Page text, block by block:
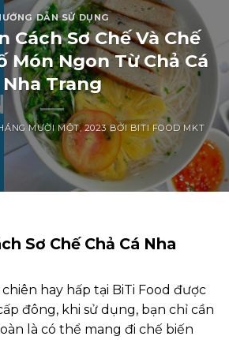
DẪN SỬ DỤNG
Cách Sơ Chế Và Chế
Món Ngon Từ Chả Cá
Nha Trang
MƯỜI MỘT, 2023 BỞIBITI FOOD MKT
Sơ Chế Chả Cá Nha
hay hấp tại BiTi Food được
đông, khi sử dụng, bạn chỉ cần
là có thể mang đi chế biến